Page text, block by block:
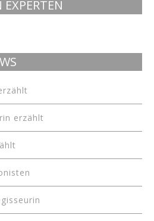
EXPERTEN
erzählt